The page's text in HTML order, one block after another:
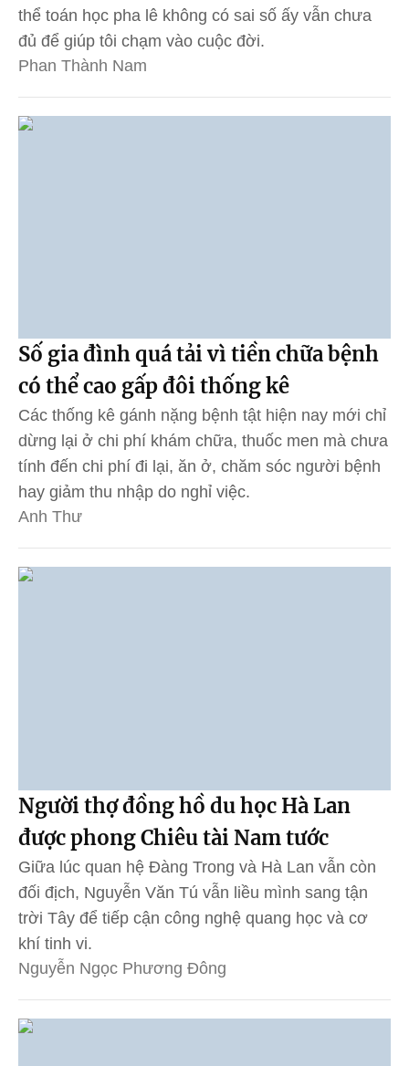
thể toán học pha lê không có sai số ấy vẫn chưa
đủ để giúp tôi chạm vào cuộc đời.
Phan Thành Nam
Số gia đình quá tải vì tiền chữa bệnh
có thể cao gấp đôi thống kê
Các thống kê gánh nặng bệnh tật hiện nay mới chỉ
dừng lại ở chi phí khám chữa, thuốc men mà chưa
tính đến chi phí đi lại, ăn ở, chăm sóc người bệnh
hay giảm thu nhập do nghỉ việc.
Anh Thư
Người thợ đồng hồ du học Hà Lan
được phong Chiêu tài Nam tước
Giữa lúc quan hệ Đàng Trong và Hà Lan vẫn còn
đối địch, Nguyễn Văn Tú vẫn liều mình sang tận
trời Tây để tiếp cận công nghệ quang học và cơ
khí tinh vi.
Nguyễn Ngọc Phương Đông